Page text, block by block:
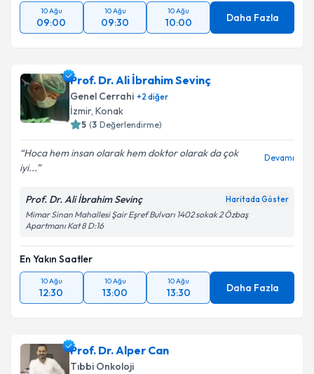
10 Ağu
09:00
10 Ağu
09:30
10 Ağu
10:00 Daha Fazla
Prof. Dr. Ali İbrahim Sevinç
Genel Cerrahi +2 diğer
İzmir, Konak
5 (3 Değerlendirme)
Hoca hem insan olarak hem doktor olarak da çok
iyi...
Devamı
Prof. Dr. Ali İbrahim Sevinç Haritada Göster
Mimar Sinan Mahallesi Şair Eşref Bulvarı 1402 sokak 2 Özbaş
Apartmanı Kat 8 D:16
En Yakın Saatler
10 Ağu
12:30
10 Ağu
13:00
10 Ağu
13:30 Daha Fazla
Prof. Dr. Alper Can
Tıbbi Onkoloji